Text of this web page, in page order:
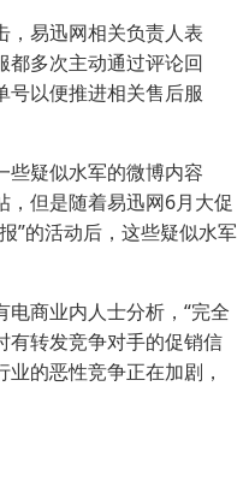
易迅网相关负责人表
都多次主动通过评论回
号以便推进相关售后服
疑似水军的微博内容
，但是随着易迅网6月大促
”的活动后，这些疑似水军
商业内人士分析，“完全
有转发竞争对手的促销信
的恶性竞争正在加剧，